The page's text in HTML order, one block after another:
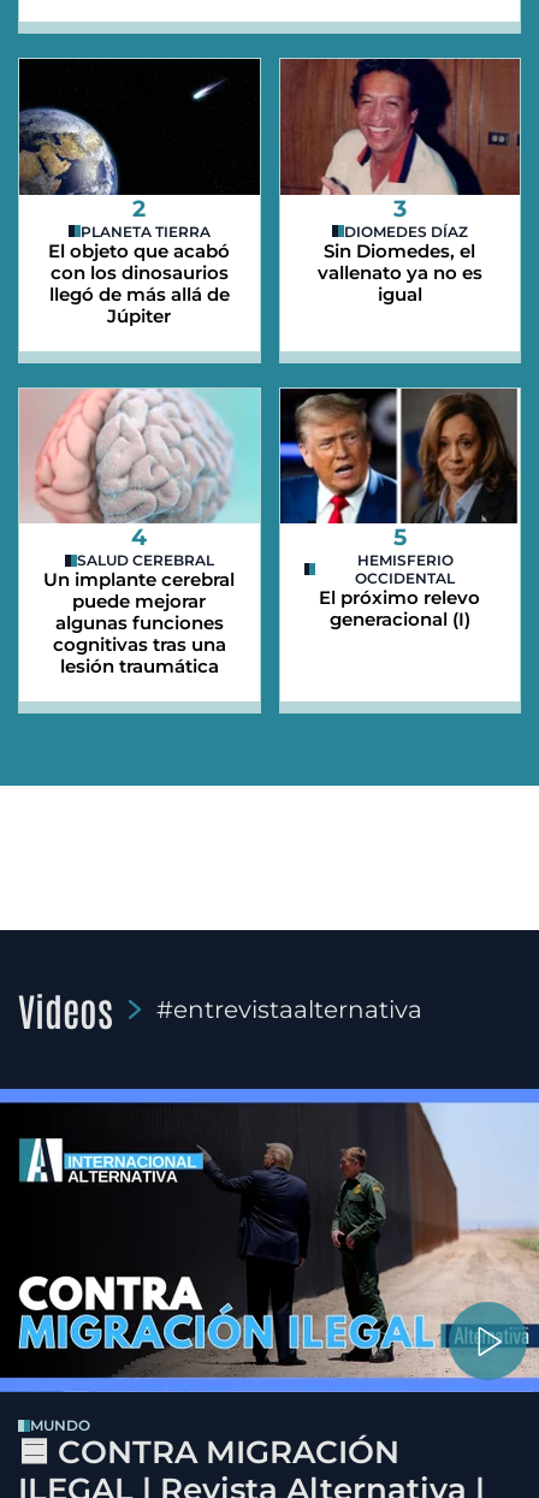
2
PLANETA TIERRA
El objeto que acabó
con los dinosaurios
llegó de más allá de
Júpiter
3
DIOMEDES DÍAZ
Sin Diomedes, el
vallenato ya no es
igual
4
SALUD CEREBRAL
Un implante cerebral
puede mejorar
algunas funciones
cognitivas tras una
lesión traumática
5
HEMISFERIO
OCCIDENTAL
El próximo relevo
generacional (I)
Videos #entrevistaalternativa
MUNDO
🟦 CONTRA MIGRACIÓN
ILEGAL | Revista Alternativa |